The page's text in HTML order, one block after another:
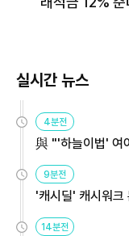
실시간 뉴스
4분전
與 "'하늘이법' 여
9분전
'캐시딜' 캐시워크
14분전